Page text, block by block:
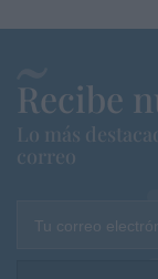
Recibe
Lo más
correo
Tu correo